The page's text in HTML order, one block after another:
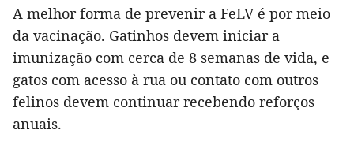
A melhor forma de prevenir a FeLV é por meio
da vacinação. Gatinhos devem iniciar a
imunização com cerca de 8 semanas de vida, e
gatos com acesso à rua ou contato com outros
felinos devem continuar recebendo reforços
anuais.